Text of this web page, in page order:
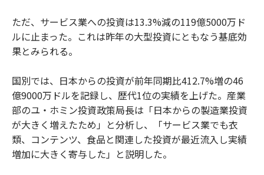
ただ、サービス業への投資は13.3%減の119億5000万ド
ルに止まった。これは昨年の大型投資にともなう基底効
果とみられる。
国別では、日本からの投資が前年同期比412.7%増の46
億9000万ドルを記録し、歴代1位の実績を上げた。産業
部のユ・ホミン投資政策局長は「日本からの製造業投資
が大きく増えたため」と分析し、「サービス業でも衣
類、コンテンツ、食品と関連した投資が最近流入し実績
増加に大きく寄与した」と説明した。